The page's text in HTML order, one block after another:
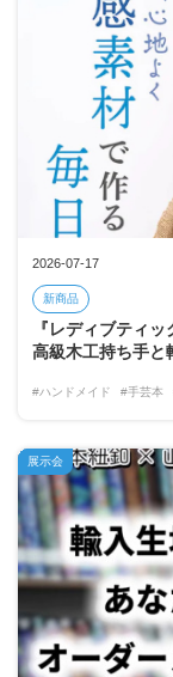
2026-07-17
新商品
『レディブティ
高級木工持ち手と
#ハンドメイド #手芸本
展示会